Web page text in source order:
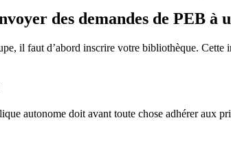
des demandes de PEB à
il faut d’abord inscrire votre bibliothèque.
autonome doit avant toute chose adhérer aux